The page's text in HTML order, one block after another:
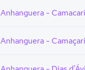
Anhanguera -
Anhanguera -